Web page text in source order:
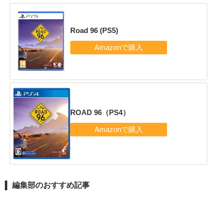
Road 96 (PS5)
ROAD 96（PS4）
編集部のおすすめ記事